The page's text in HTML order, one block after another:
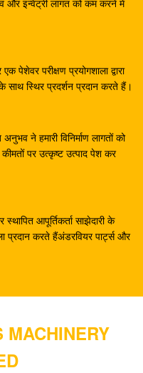
रिडक्शन बॉक्स
34050
पीसी200-5 के लिए
पंप 708-25-0106410
गियरबॉक्स,
मोटर रेड्यूसर
8 . के लिए अंतिम
एचपीवी 95 हाइड्रोलिक
पेशेवर परीक्षण प्रयोगशाला द्वारा
साथ स्थिर प्रदर्शन प्रदान करते हैं।
ने हमारी विनिर्माण लागतों को
पर उत्कृष्ट उत्पाद पेश कर
आपूर्तिकर्ता साझेदारी के
प्रदान करते हैंअंडरवियर पार्ट्स और
MACHINERY